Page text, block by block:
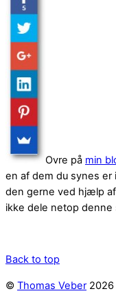
Ovre på min
en af dem du synes er
den gerne ved hjælp
ikke dele netop denne
Back to top
© Thomas Veber 2026